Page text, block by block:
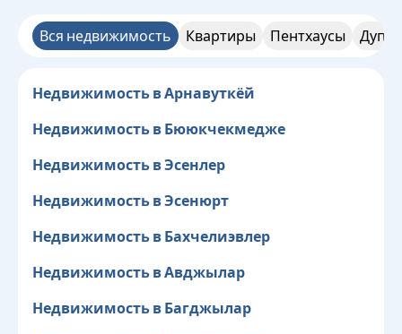
Вся недвижимость Квартиры Пентхаусы
Недвижимость в Арнавуткёй
Недвижимость в Бююкчекмедже
Недвижимость в Эсенлер
Недвижимость в Эсенюрт
Недвижимость в Бахчелиэвлер
Недвижимость в Авджылар
Недвижимость в Багджылар